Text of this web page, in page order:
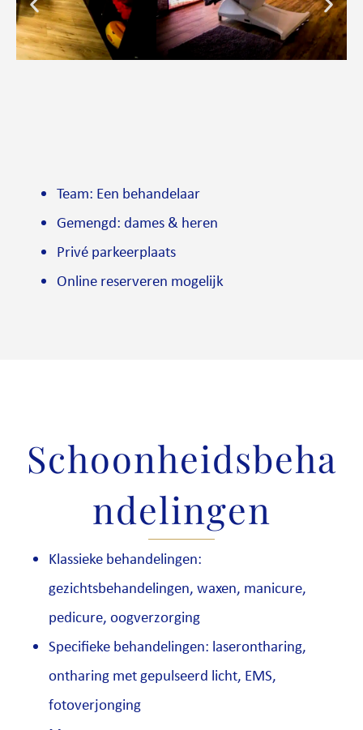
Team: Een behandelaar
Gemengd: dames & heren
Privé parkeerplaats
Online reserveren mogelijk
Schoonheidsbeha
ndelingen
Klassieke behandelingen:
gezichtsbehandelingen, waxen, manicure,
pedicure, oogverzorging
Specifieke behandelingen: laserontharing,
ontharing met gepulseerd licht, EMS,
fotoverjonging